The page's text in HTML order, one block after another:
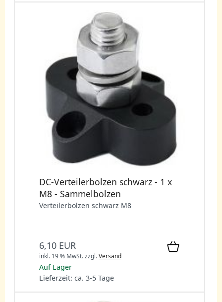
DC-Verteilerbolzen schwarz - 1 x
M8 - Sammelbolzen
Verteilerbolzen schwarz M8
6,10 EUR
inkl. 19 % MwSt.zzgl.Versand
Auf Lager
Lieferzeit: ca. 3-5 Tage